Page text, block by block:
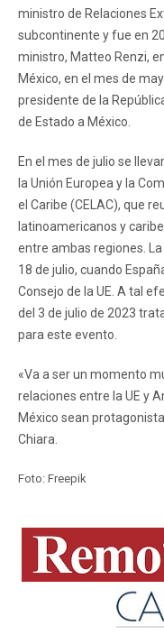
ministro de Relaciones
subcontinente y fue en
ministro, Matteo Renzi,
México, en el mes de
presidente de la
de Estado a México.
En el mes de julio se
la Unión Europea y la
el Caribe (CELAC), que
latinoamericanos y
entre ambas regiones.
18 de julio, cuando
Consejo de la UE. A tal
del 3 de julio de 2023
para este evento.
«Va a ser un momento
relaciones entre la UE y
México sean
Chiara.
Foto: Freepik